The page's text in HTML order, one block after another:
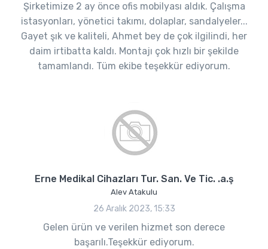
Şirketimize 2 ay önce ofis mobilyası aldık. Çalışma
istasyonları, yönetici takımı, dolaplar, sandalyeler...
Gayet şık ve kaliteli, Ahmet bey de çok ilgilindi, her
daim irtibatta kaldı. Montajı çok hızlı bir şekilde
tamamlandı. Tüm ekibe teşekkür ediyorum.
Erne Medikal Cihazları Tur. San. Ve Tic. .a.ş
Alev Atakulu
26 Aralık 2023, 15:33
Gelen ürün ve verilen hizmet son derece
başarılı.Teşekkür ediyorum.